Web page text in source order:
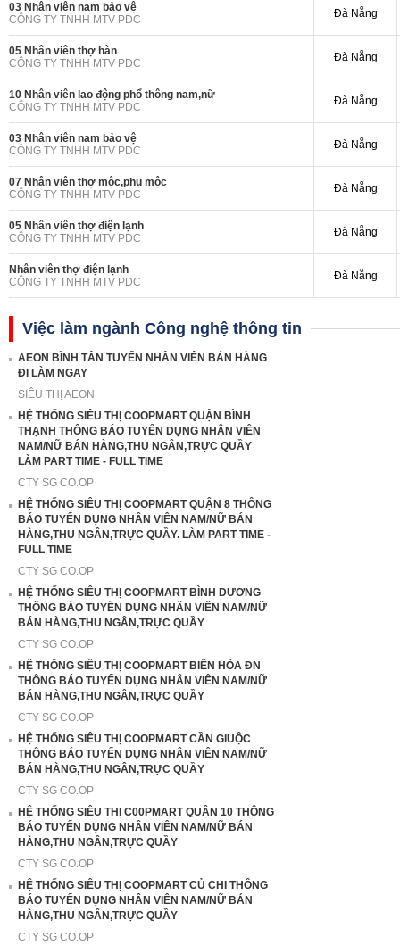
03 Nhân viên nam bảo vệ
CÔNG TY TNHH MTV PDC
Đà Nẵng
05 Nhân viên thợ hàn
CÔNG TY TNHH MTV PDC
Đà Nẵng
10 Nhân viên lao động phổ thông nam,nữ
CÔNG TY TNHH MTV PDC
Đà Nẵng
03 Nhân viên nam bảo vệ
CÔNG TY TNHH MTV PDC
Đà Nẵng
07 Nhân viên thợ mộc,phụ mộc
CÔNG TY TNHH MTV PDC
Đà Nẵng
05 Nhân viên thợ điện lạnh
CÔNG TY TNHH MTV PDC
Đà Nẵng
Nhân viên thợ điện lạnh
CÔNG TY TNHH MTV PDC
Đà Nẵng
Việc làm ngành Công nghệ thông tin
AEON BÌNH TÂN TUYỂN NHÂN VIÊN BÁN HÀNG
ĐI LÀM NGAY
SIÊU THỊ AEON
HỆ THỐNG SIÊU THỊ COOPMART QUẬN BÌNH
THẠNH THÔNG BÁO TUYỂN DỤNG NHÂN VIÊN
NAM/NỮ BÁN HÀNG,THU NGÂN,TRỰC QUẦY
LÀM PART TIME - FULL TIME
CTY SG CO.OP
HỆ THỐNG SIÊU THỊ COOPMART QUẬN 8 THÔNG
BÁO TUYỂN DỤNG NHÂN VIÊN NAM/NỮ BÁN
HÀNG,THU NGÂN,TRỰC QUẦY. LÀM PART TIME -
FULL TIME
CTY SG CO.OP
HỆ THỐNG SIÊU THỊ COOPMART BÌNH DƯƠNG
THÔNG BÁO TUYỂN DỤNG NHÂN VIÊN NAM/NỮ
BÁN HÀNG,THU NGÂN,TRỰC QUẦY
CTY SG CO.OP
HỆ THỐNG SIÊU THỊ COOPMART BIÊN HÒA ĐN
THÔNG BÁO TUYỂN DỤNG NHÂN VIÊN NAM/NỮ
BÁN HÀNG,THU NGÂN,TRỰC QUẦY
CTY SG CO.OP
HỆ THỐNG SIÊU THỊ COOPMART CẦN GIUỘC
THÔNG BÁO TUYỂN DỤNG NHÂN VIÊN NAM/NỮ
BÁN HÀNG,THU NGÂN,TRỰC QUẦY
CTY SG CO.OP
HỆ THỐNG SIÊU THỊ C00PMART QUẬN 10 THÔNG
BÁO TUYỂN DỤNG NHÂN VIÊN NAM/NỮ BÁN
HÀNG,THU NGÂN,TRỰC QUẦY
CTY SG CO.OP
HỆ THỐNG SIÊU THỊ COOPMART CỦ CHI THÔNG
BÁO TUYỂN DỤNG NHÂN VIÊN NAM/NỮ BÁN
HÀNG,THU NGÂN,TRỰC QUẦY
CTY SG CO.OP